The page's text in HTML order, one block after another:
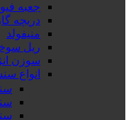
جعبه
دریچه گاز
منیفولد
ریل
سوزن
انواع